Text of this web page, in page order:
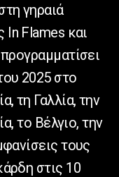
γηραιά
In Flames και
2025 στο
τη Γαλλία, την
το Βέλγιο, την
τους
στις 10